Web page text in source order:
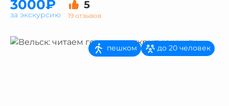
3000₽ 5
19 отзывов
за экскурсию
пешком до 20 человек